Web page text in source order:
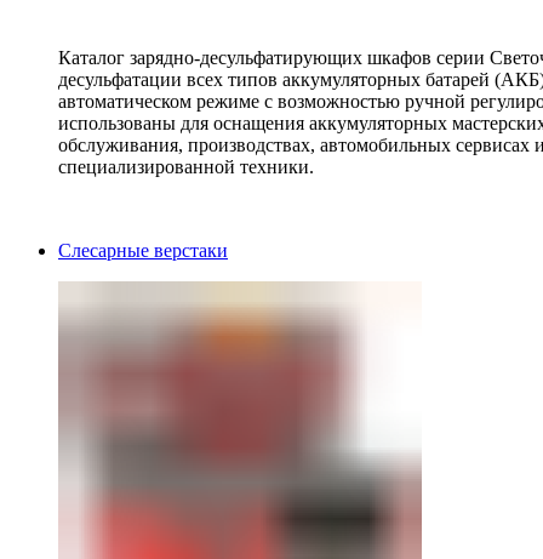
Каталог зарядно-десульфатирующих шкафов серии
десульфатации всех типов аккумуляторных батарей
автоматическом режиме с возможностью ручной
использованы для оснащения аккумуляторных
обслуживания, производствах, автомобильных
специализированной техники.
Слесарные верстаки